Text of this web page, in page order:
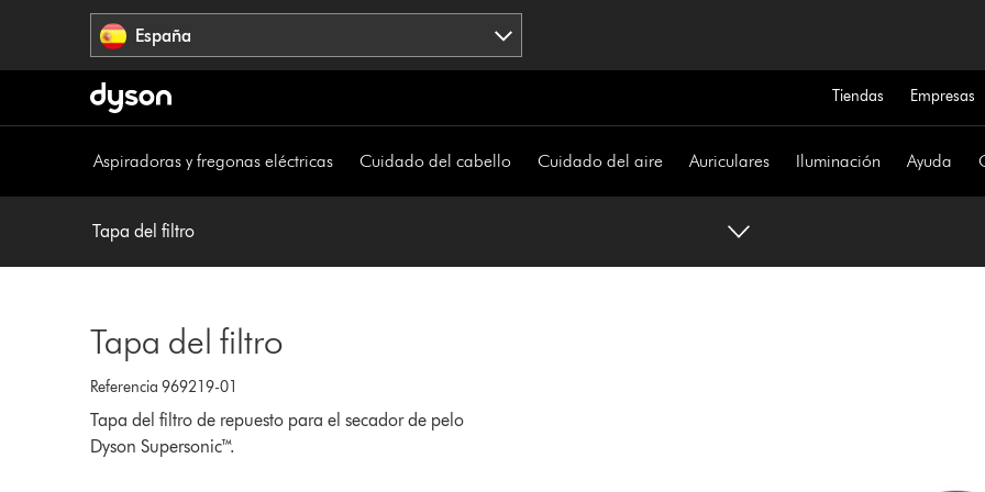
España
Tiendas Empresas
Aspiradoras y fregonas eléctricas Cuidado del cabello Cuidado del aire Auriculares Iluminación Ayuda
Tapa del filtro
Tapa del filtro
Referencia 969219-01
Tapa del filtro de repuesto para el secador de pelo
Dyson Supersonic™.